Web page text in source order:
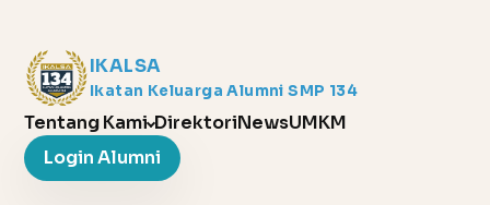
IKALSA
Ikatan Keluarga Alumni SMP 134
Tentang Kami DirektoriNewsUMKM
Login Alumni